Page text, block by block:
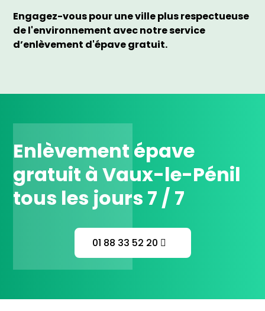
Engagez-vous pour une ville plus respectueuse
de l'environnement avec notre service
d’enlèvement d'épave gratuit.
Enlèvement épave
gratuit à Vaux-le-Pénil
tous les jours 7 / 7
01 88 33 52 20